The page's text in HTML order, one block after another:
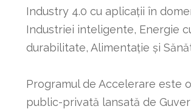
Industry 4.0 cu aplicații în
Industriei inteligente, Energie
durabilitate, Alimentație și
Programul de Accelerare este
public-privată lansată de